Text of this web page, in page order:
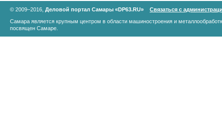
© 2009–2016, Деловой портал Самары «DP63.RU»
Связаться с
Самара является крупным центром в области машиностроения и
посвящен Самаре.